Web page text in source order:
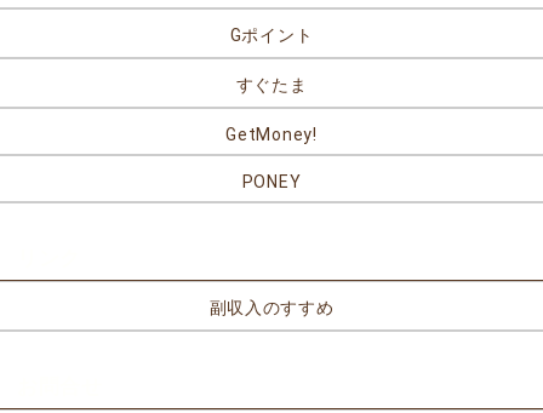
Gポイント
すぐたま
GetMoney!
PONEY
副収入のすすめ